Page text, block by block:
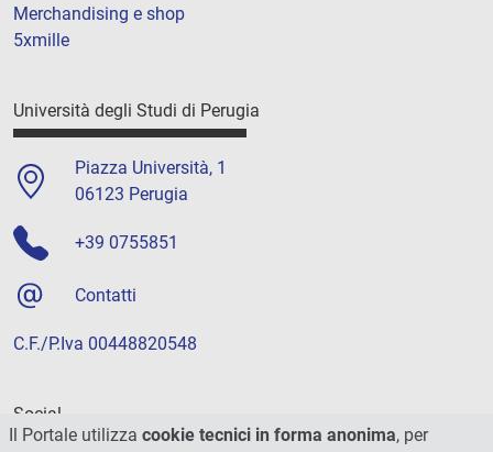
Merchandising e shop
5xmille
Università degli Studi di Perugia
Piazza Università, 1
06123 Perugia
+39 0755851
Contatti
C.F./P.Iva 00448820548
Social
Il Portale utilizza cookie tecnici in forma anonima, per